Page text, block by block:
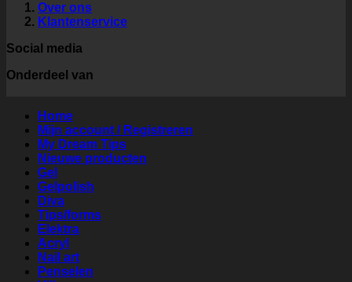
Over ons
Klantenservice
Social media
Onderdeel van
Home
Mijn account / Registreren
My Dream Tips
Nieuwe producten
Gel
Gelpolish
Diva
Tips/forms
Elektra
Acryl
Nail art
Penselen